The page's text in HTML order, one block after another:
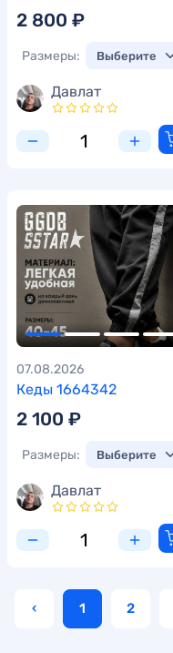
2 800 ₽
Размеры:
Давлат
Кеды 1664342
07.08.2026
2 100 ₽
Размеры:
Давлат
‹ 1 2